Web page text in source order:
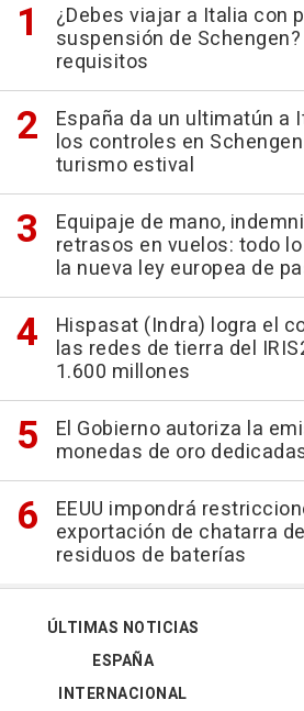
¿Debes viajar a Italia con
suspensión de
requisitos
España da un ultimatún a
los controles en
turismo estival
Equipaje de mano,
retrasos en vuelos: todo
la nueva ley europea de
Hispasat (Indra) logra el
las redes de tierra del
1.600 millones
El Gobierno autoriza la
monedas de oro
EEUU impondrá
exportación de chatarra
residuos de baterías
ÚLTIMAS NOTICIAS
ESPAÑA
INTERNACIONAL